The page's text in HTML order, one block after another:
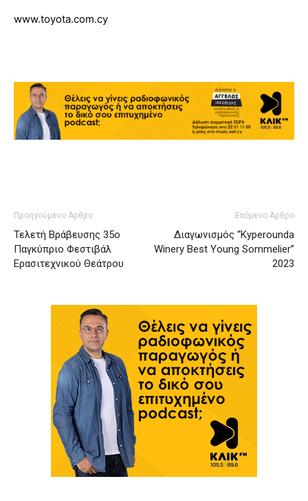
www.toyota.com.cy
Προηγούμενο Άρθρο
Τελετή Βράβευσης 35ο
Παγκύπριο Φεστιβάλ
Ερασιτεχνικού Θεάτρου
Επόμενο Άρθρο
Διαγωνισμός “Kyperounda
Winery Best Young Sommelier”
2023